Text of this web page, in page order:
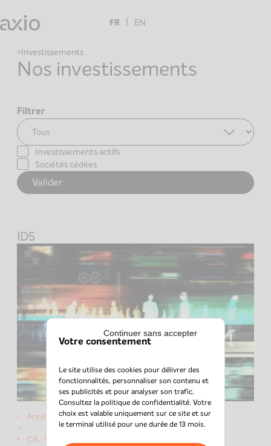
to
content
FR EN
Investissements
Nos investissements
Filtrer
Investissements actifs
Sociétés cédées
ID5
Année du deal :2022
–
CA : 10M€
Votre consentement
Le site utilise des cookies pour délivrer des
fonctionnalités, personnaliser son contenu et
ses publicités et pour analyser son trafic.
Consultez lapolitique de confidentialité. Votre
choix est valable uniquement sur ce site et sur
le terminal utilisé pour une durée de 13 mois.
Continuer sans accepter